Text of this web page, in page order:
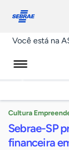
conosco
Você está na
Cultura
Sebrae-SP
financeira